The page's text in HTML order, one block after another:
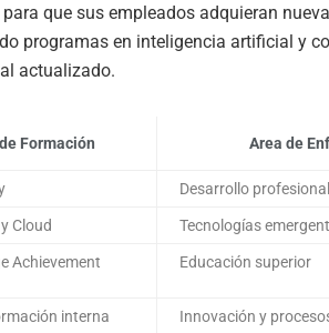
para que sus empleados adquieran
programas en inteligencia artificial y
actualizado.
Formación Area de
Desarrollo
Cloud Tecnologías
Achievement
Educación superior
interna Innovación y